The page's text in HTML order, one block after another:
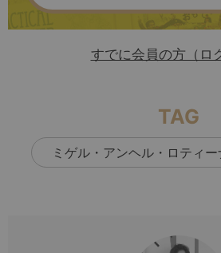
すでに会員の方（ロ
TAG
ミゲル・アンヘル・ロティー